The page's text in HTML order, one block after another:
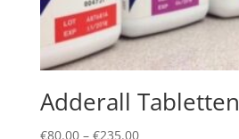
Adderall Tabletten
€80.00 – €235.00Price